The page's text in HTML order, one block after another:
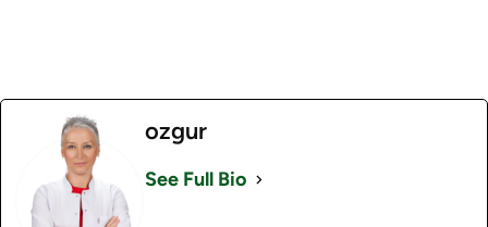
ozgur
See Full Bio